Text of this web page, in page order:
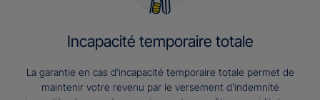
Incapacité temporaire totale
La garantie en cas d’incapacité temporaire totale permet de
maintenir votre revenu par le versement d’indemnité